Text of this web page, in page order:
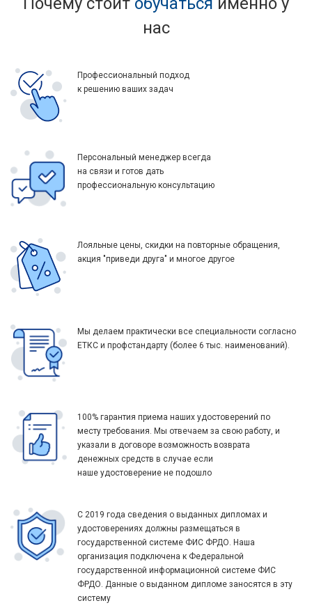
нас
Профессиональный подход
к решению ваших задач
Персональный менеджер всегда
на связи и готов дать
профессиональную консультацию
Лояльные цены, скидки на повторные обращения,
акция "приведи друга" и многое другое
Мы делаем практически все специальности согласно
ЕТКС и профстандарту (более 6 тыс. наименований).
100% гарантия приема наших удостоверений по
месту требования. Мы отвечаем за свою работу, и
указали в договоре возможность возврата
денежных средств в случае если
наше удостоверение не подошло
С 2019 года сведения о выданных дипломах и
удостоверениях должны размещаться в
государственной системе ФИС ФРДО. Наша
организация подключена к Федеральной
государственной информационной системе ФИС
ФРДО. Данные о выданном дипломе заносятся в эту
систему